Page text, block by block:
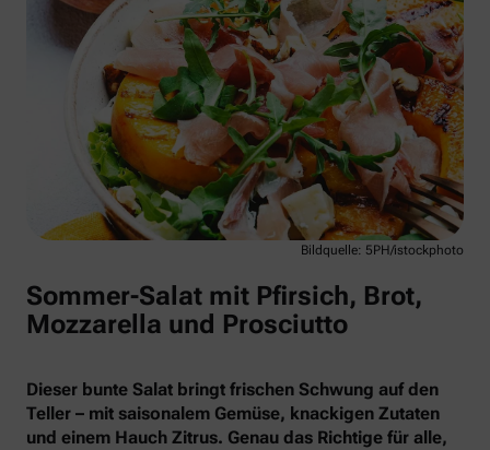
Bildquelle: 5PH/istockphoto
Sommer-Salat mit Pfirsich, Brot,
Mozzarella und Prosciutto
Dieser bunte Salat bringt frischen Schwung auf den
Teller – mit saisonalem Gemüse, knackigen Zutaten
und einem Hauch Zitrus. Genau das Richtige für alle,